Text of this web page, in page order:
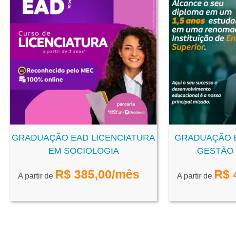
GRADUAÇÃO EAD LICENCIATURA
EM SOCIOLOGIA
A partir de R$ 385,00/mês
GRADUAÇÃO
A partir de R$